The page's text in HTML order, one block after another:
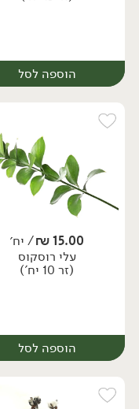
הוספה לסל
יח׳
15.00
₪/ יח׳
עלי רוסקוס
(זר 10 יח')
הוספה לסל